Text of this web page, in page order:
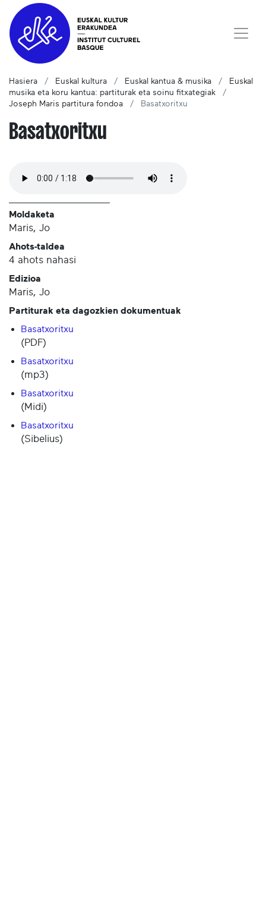
Hasiera Euskal kultura Euskal kantua & musika
Euskal
musika eta koru kantua: partiturak eta soinu fitxategiak
Joseph Maris partitura fondoa
Basatxoritxu
Basatxoritxu
Moldaketa
Maris, Jo
Ahots-taldea
4 ahots nahasi
Edizioa
Maris, Jo
Partiturak eta dagozkien dokumentuak
Basatxoritxu
(PDF)
Basatxoritxu
(mp3)
Basatxoritxu
(Midi)
Basatxoritxu
(Sibelius)